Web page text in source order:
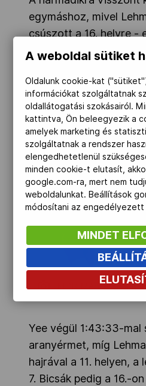
egymáshoz, mivel
csúszott a 16. helyre -
korábban kapott 15
és a 18. pozícióban
körre.
MOB-Média/Molnár
Yee végül 1:43:33-mal
aranyérmet, míg
hajrával a 11. helyen,
7. Bicsák pedig a 16.-
A weboldal sütiket
Oldalunk cookie-kat
információkat szolgáltatnak
oldallátogatási szokásairól.
kattintva, Ön beleegyezik a
amelyek marketing és
szolgáltatnak a rendszer
elengedhetetlenül
minden cookie-t elutasít,
google.com-ra, mert nem
weboldalunkat. Beállítások
módosítani az
MINDET